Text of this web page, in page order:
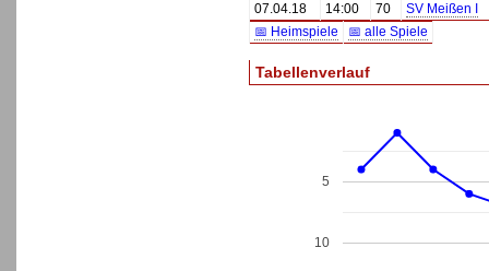
07.04.18
14:00 70
SV Meißen I
📅 Heimspiele
📅 alle Spiele
Tabellenverlauf
5
10